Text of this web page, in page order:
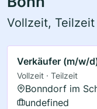
Vollzeit,
Verkäufer (m/w/
Vollzeit · Teilzeit
Bonndorf im
undefined